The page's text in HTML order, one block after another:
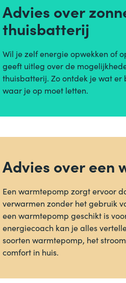
Advies over
thuisbatterij
Wil je zelf energie opwekken of
geeft uitleg over de
thuisbatterij. Zo ontdek je wat er
waar je op moet letten.
Advies over een
Een warmtepomp zorgt ervoor
verwarmen zonder het gebruik
een warmtepomp geschikt is
energiecoach kan je alles
soorten warmtepomp, het
comfort in huis.